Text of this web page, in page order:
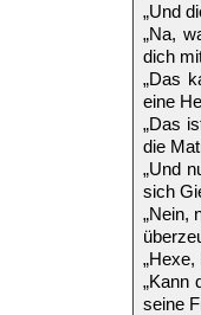
„Und
„Na,
dich
„Das
eine
„Das
die
„Und
sich
„Nein,
„Kann
seine